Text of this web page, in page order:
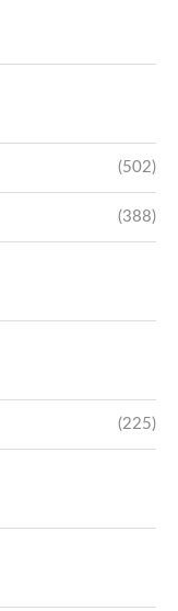
(502)
(388)
(225)